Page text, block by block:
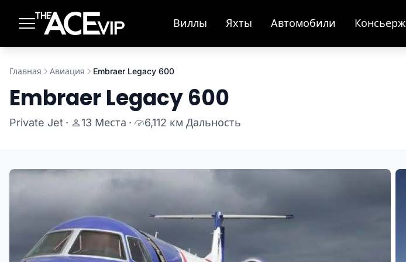
Виллы Яхты Автомобили Консьерж
Главная Авиация Embraer Legacy 600
Embraer Legacy 600
Private Jet · 13 Места · 6,112 км Дальность